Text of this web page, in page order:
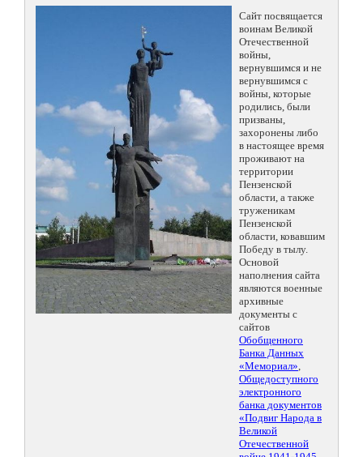
Сайт посвящается
воинам Великой
Отечественной
войны,
вернувшимся и не
вернувшимся с
войны, которые
родились, были
призваны,
захоронены либо
в настоящее время
проживают на
территории
Пензенской
области, а также
труженикам
Пензенской
области, ковавшим
Победу в тылу.
Основой
наполнения сайта
являются военные
архивные
документы с
сайтов
Обобщенного
Банка Данных
«Мемориал»,
Общедоступного
электронного
банка документов
«Подвиг Народа в
Великой
Отечественной